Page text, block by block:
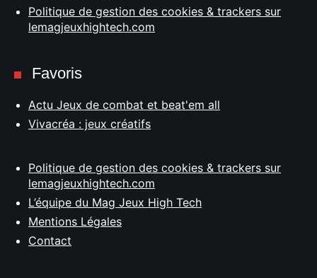
Politique de gestion des cookies & trackers sur
lemagjeuxhightech.com
Favoris
Actu Jeux de combat et beat'em all
Vivacréa : jeux créatifs
Politique de gestion des cookies & trackers sur
lemagjeuxhightech.com
L’équipe du Mag Jeux High Tech
Mentions Légales
Contact